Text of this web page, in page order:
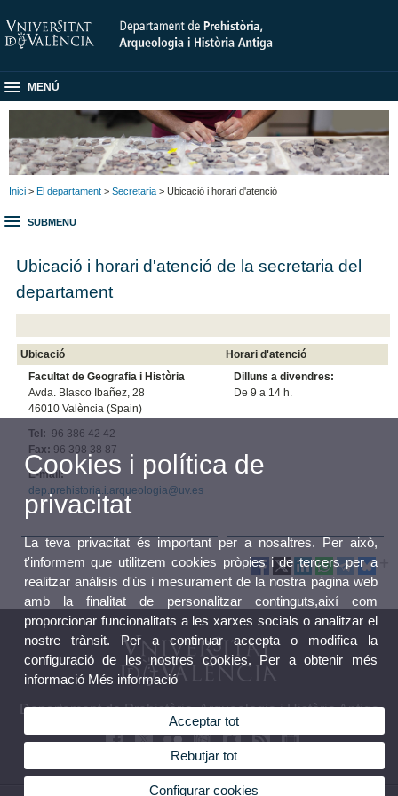
MENÚ
Inici > El departament > Secretaria > Ubicació i horari d'atenció
SUBMENU
Ubicació i horari d'atenció de la secretaria del
departament
Ubicació
Horari d'atenció
Facultat de Geografia i Història
Avda. Blasco Ibañez, 28
46010 València (Spain)
Tel: 96 386 42 42
Fax: 96 398 38 87
E-mail:
dep.prehistoria.i.arqueologia@uv.es
Dilluns a divendres:
De 9 a 14 h.
Departament de Prehistòria, Arqueologia i Història Antiga
Cookies i política de
privacitat
La teva privacitat és important per a nosaltres. Per això,
t'informem que utilitzem cookies pròpies i de tercers per a
realitzar anàlisis d'ús i mesurament de la nostra pàgina web
amb la finalitat de personalitzar continguts,així com
proporcionar funcionalitats a les xarxes socials o analitzar el
nostre trànsit. Per a continuar accepta o modifica la
configuració de les nostres cookies. Per a obtenir més
informació Més informació
Acceptar tot
Rebutjar tot
Configurar cookies